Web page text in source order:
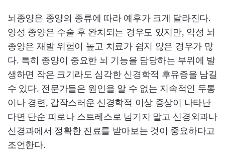
뇌종양은 종양의 종류에 따라 예후가 크게 달라진다.
양성 종양은 수술 후 완치되는 경우도 있지만, 악성 뇌
종양은 재발 위험이 높고 치료가 쉽지 않은 경우가 많
다. 특히 종양이 중요한 뇌 기능을 담당하는 부위에 발
생하면 작은 크기라도 심각한 신경학적 후유증을 남길
수 있다. 전문가들은 원인을 알 수 없는 지속적인 두통
이나 경련, 갑작스러운 신경학적 이상 증상이 나타난
다면 단순 피로나 스트레스로 넘기지 말고 신경외과나
신경과에서 정확한 진료를 받아보는 것이 중요하다고
조언한다.